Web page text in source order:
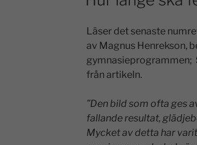
Läser det senaste
av Magnus Henrekson,
gymnasieprogrammen;
från artikeln.
”Den bild som ofta ges
fallande resultat,
Mycket av detta har